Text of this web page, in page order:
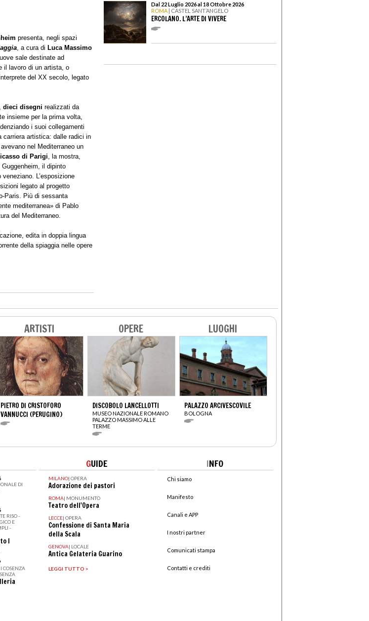
presenta, negli spazi
, a cura di Luca Massimo
sale destinate ad
il lavoro di un artista, o
del XX secolo, legato
dieci disegni realizzati da
insieme per la prima volta,
i suoi collegamenti
carriera artistica: dalle radici in
nel Mediterraneo un
di Parigi , la mostra,
il dipinto
veneziano. L’esposizione
legato al progetto
Paris. Più di sessanta
mediterranea» di Pablo
del Mediterraneo.
edita in doppia lingua
della spiaggia nelle opere
Dal 22 Luglio 2026 al 18 Ottobre 2026
ROMA | CASTEL SANT’ANGELO
ERCOLANO. L’ARTE DI VIVERE
ARTISTI
PIETRO DI CRISTOFORO
VANNUCCI (PERUGINO)
OPERE
DISCOBOLO LANCELLOTTI
MUSEO NAZIONALE ROMANO
PALAZZO MASSIMO ALLE
TERME
LUOGHI
PALAZZO ARCIVESCOVILE
BOLOGNA
DI
RISO -
E
-
I
COSENZA
GUIDE
MILANO| OPERA
Adorazione dei pastori
ROMA| MONUMENTO
Teatro dell'Opera
LECCE| OPERA
Confessione di Santa Maria
della Scala
GENOVA| LOCALE
Antica Gelateria Guarino
LEGGI TUTTO >
INFO
Chi siamo
Manifesto
Canali e APP
I nostri partner
Comunicati stampa
Contatti e crediti